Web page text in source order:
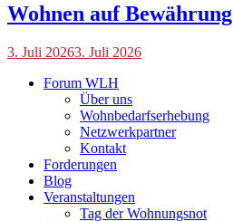
Wohnen auf Bewährung
Blog
3. Juli 20263. Juli 2026
Forum WLH
Über uns
Wohnbedarfserhebung
Netzwerkpartner
Kontakt
Forderungen
Blog
Veranstaltungen
Tag der Wohnungsnot